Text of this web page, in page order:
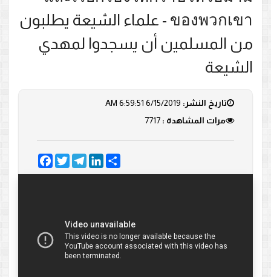
ของพวกเขา - علماء الشيعة يطلبون
من المسلمين أن يسجدوا لمهدي
الشيعة
تاريخ النشر: 6/15/2019 6:59:51 AM
مرات المشاهدة : 7717
FacebookTwitter
TelegramLinkedInShare